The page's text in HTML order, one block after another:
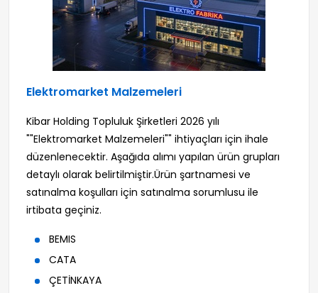
Elektromarket Malzemeleri
Kibar Holding Topluluk Şirketleri 2026 yılı
""Elektromarket Malzemeleri"" ihtiyaçları için ihale
düzenlenecektir. Aşağıda alımı yapılan ürün grupları
detaylı olarak belirtilmiştir.Ürün şartnamesi ve
satınalma koşulları için satınalma sorumlusu ile
irtibata geçiniz.
BEMIS
CATA
ÇETİNKAYA